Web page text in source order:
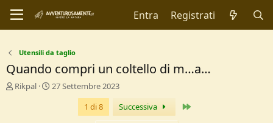
Entra Registrati
Utensili da taglio
Quando compri un coltello di m…a…
C
Rikpal
D
27 Settembre 2023
1 di 8
Successiva